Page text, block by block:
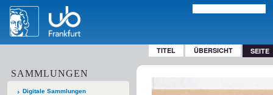
TITEL ÜBERSICHT SEITE
SAMMLUNGEN
Digitale Sammlungen